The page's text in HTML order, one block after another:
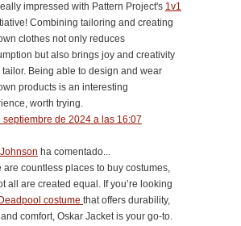
impressed with Pattern Project's 1v1
Combining tailoring and creating
clothes not only reduces
but also brings joy and creativity
tailor. Being able to design and wear
products is an interesting
worth trying.
septiembre de 2024 a las 16:07
ha comentado...
are countless places to buy costumes,
all are created equal. If you’re looking
Deadpool costume that offers durability,
comfort, Oskar Jacket is your go-to.